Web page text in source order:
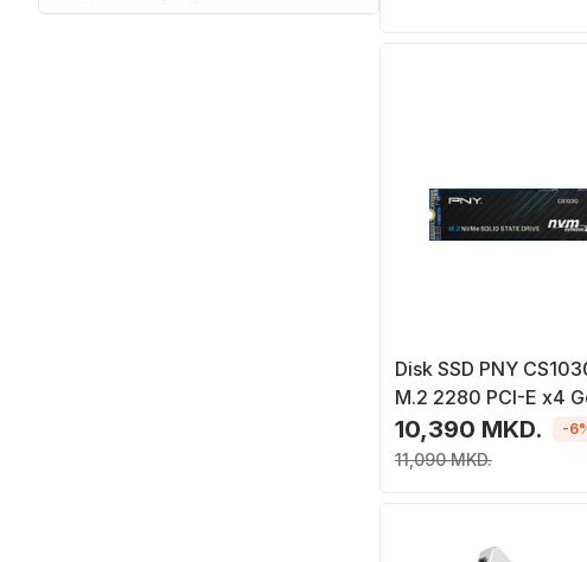
Disk SSD PNY
M.2 2280 PCI-E x4
NVMe
10,390 MKD.
11,090 MKD.
-